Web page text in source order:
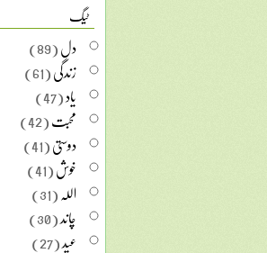
ٹیگ
دل(89)
زندگی(61)
یاد(47)
محبت(42)
دوستی(41)
خوش(41)
اللہ(31)
چاند(30)
عید(27)